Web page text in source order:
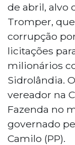
de abril, alvo
Tromper,
corrupção
licitações
milionários
Sidrolândia.
vereador na
Fazenda no
governado
Camilo (PP).